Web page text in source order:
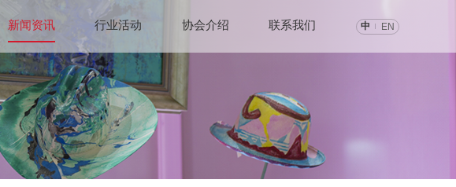
新闻资讯 行业活动 协会介绍 联系我们 中 EN